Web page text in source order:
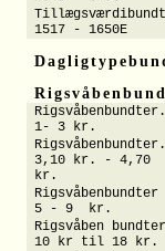
1517 - 1650E
Rigsvåbenbundter.
1- 3 kr.
Rigsvåbenbundter.
3,10 kr. - 4,70
kr.
Rigsvåbenbundter
5 - 9 kr.
Rigsvåben bundter
10 kr til 18 kr.